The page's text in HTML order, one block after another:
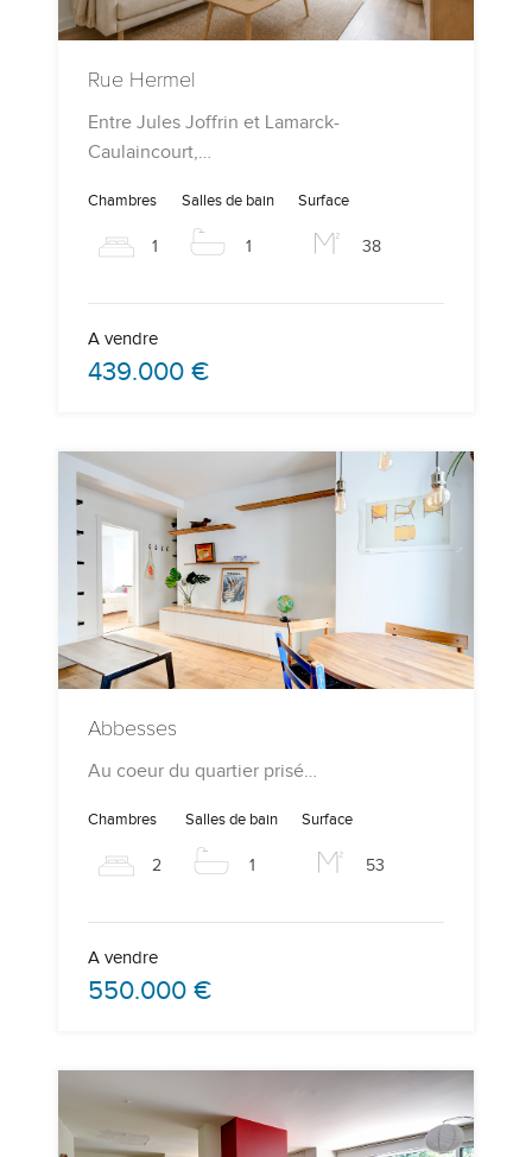
Rue Hermel
Entre Jules Joffrin et Lamarck-
Caulaincourt,…
Chambres
1
Salles de bain
1
Surface
38
A vendre
439.000 €
Abbesses
Au coeur du quartier prisé…
Chambres
2
Salles de bain
1
Surface
53
A vendre
550.000 €